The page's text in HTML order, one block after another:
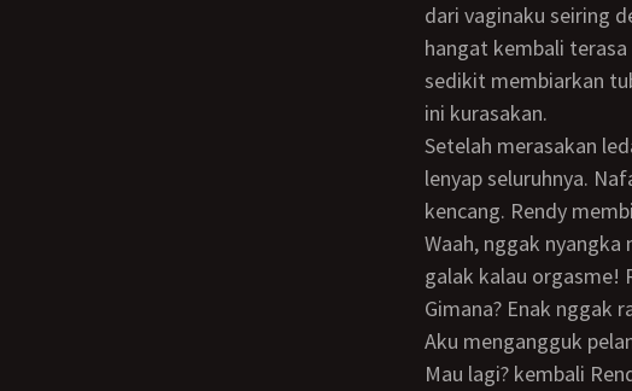
dari vaginaku seiring
hangat kembali
sedikit membiarkan
ini kurasakan.
Setelah merasakan ledakan orgasme itu, tubuhku kembali melemas, serasa tenagaku
lenyap seluruhnya.
kencang. Rendy
Waah, nggak nyangka nih! Padahal tampangnya alim, tapi rupanya Erina memang
galak kalau orgasme!
Gimana? Enak nggak
Aku mengangguk
Mau lagi? kembali